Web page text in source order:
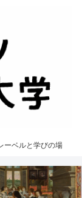
ーベルと学びの場